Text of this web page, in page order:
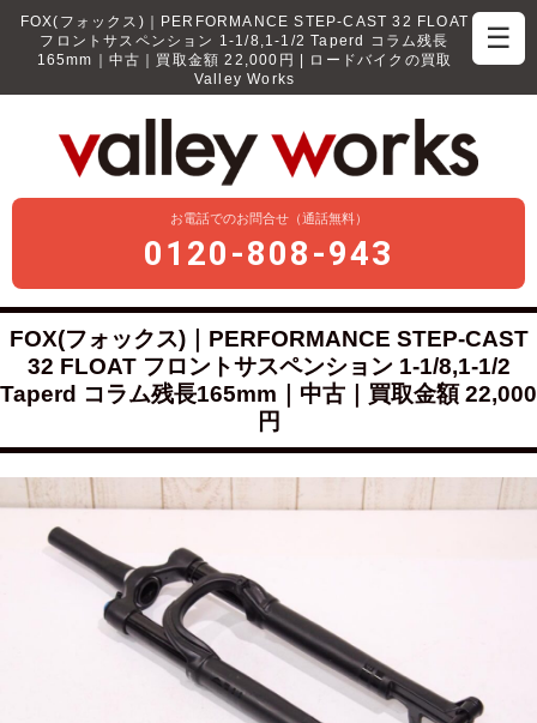
☰
FOX(フォックス)｜PERFORMANCE STEP-CAST 32 FLOAT
フロントサスペンション 1-1/8,1-1/2 Taperd コラム残長
165mm｜中古｜買取金額 22,000円 | ロードバイクの買取
Valley Works
お電話でのお問合せ（通話無料）
0120-808-943
FOX(フォックス)｜PERFORMANCE STEP-CAST
32 FLOAT フロントサスペンション 1-1/8,1-1/2
Taperd コラム残長165mm｜中古｜買取金額 22,000
円